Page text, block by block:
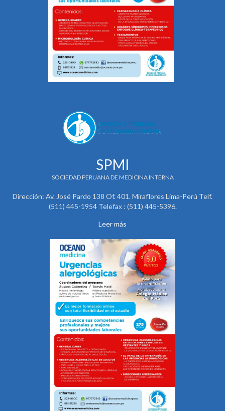
SPMI
SOCIEDAD PERUANA DE MEDICINA INTERNA
Dirección: Av. José Pardo 138 Of. 401. Miraflores Lima-Perú Telf.
(511) 445-1954 Telefax : (511) 445-5396.
Leer más